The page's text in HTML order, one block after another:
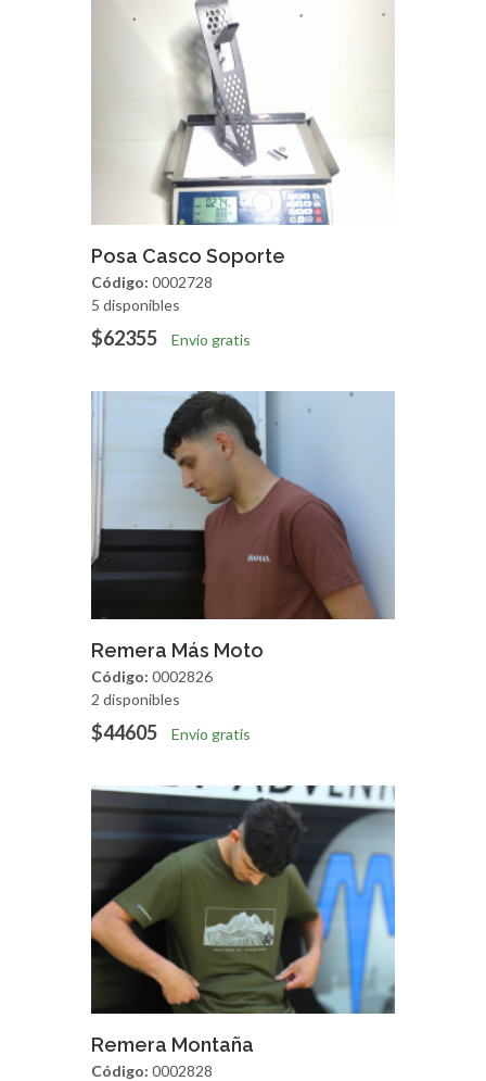
Agregar
Posa Casco Soporte
Código: 0002728
5 disponibles
$62355 Envío gratis
Agregar
Remera Más Moto
Código: 0002826
2 disponibles
$44605 Envío gratis
Agregar
Remera Montaña
Código: 0002828